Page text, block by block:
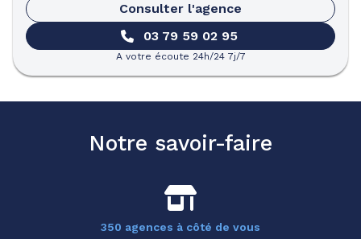
Consulter l'agence
03 79 59 02 95
A votre écoute 24h/24 7j/7
Notre savoir-faire
350 agences à côté de vous